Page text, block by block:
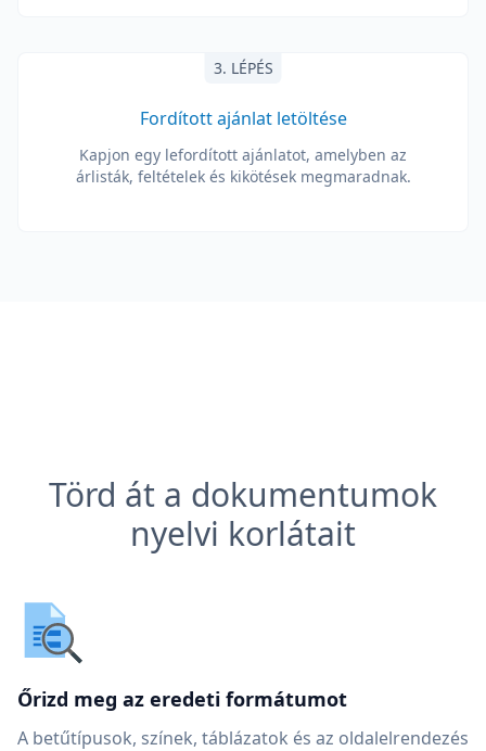
3. LÉPÉS
Fordított ajánlat letöltése
Kapjon egy lefordított ajánlatot, amelyben az
árlisták, feltételek és kikötések megmaradnak.
Törd át a dokumentumok
nyelvi korlátait
Őrizd meg az eredeti formátumot
A betűtípusok, színek, táblázatok és az oldalelrendezés